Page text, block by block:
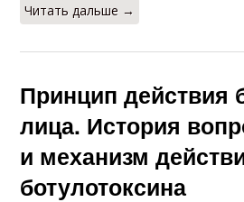
Читать дальше →
Принцип действия
лица. История
и механизм
ботулотоксина